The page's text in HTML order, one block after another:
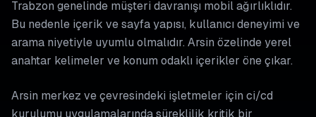
Trabzon genelinde müşteri davranışı mobil ağırlıklıdır.
Bu nedenle içerik ve sayfa yapısı, kullanıcı deneyimi ve
arama niyetiyle uyumlu olmalıdır. Arsin özelinde yerel
anahtar kelimeler ve konum odaklı içerikler öne çıkar.
Arsin merkez ve çevresindeki işletmeler için ci/cd
kurulumu uygulamalarında süreklilik kritik bir